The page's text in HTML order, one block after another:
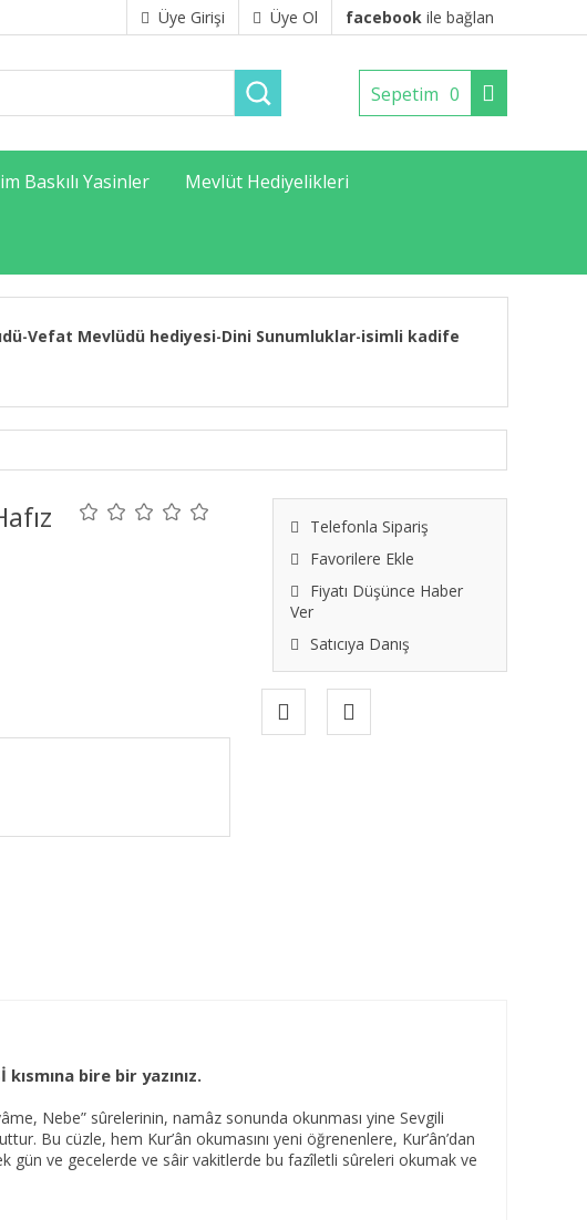
Üye Girişi Üye Ol facebook ile bağlan
Sepetim 0
Baskılı Yasinler Mevlüt Hediyelikleri
-Vefat Mevlüdü hediyesi-Dini Sunumluklar-isimli kadife
Telefonla Sipariş
Favorilere Ekle
Fiyatı Düşünce Haber
Ver
Satıcıya Danış
bire bir yazınız.
Nebe” sûrelerinin, namâz sonunda okunması yine Sevgili
Bu cüzle, hem Kur’ân okumasını yeni öğrenenlere, Kur’ân’dan
gün ve gecelerde ve sâir vakitlerde bu fazîletli sûreleri okumak ve